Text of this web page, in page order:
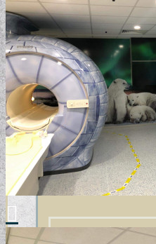
POSZTER TAPÉTÁK